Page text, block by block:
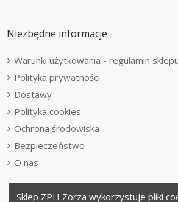
Niezbędne informacje
Warunki użytkowania - regulamin sklepu
Polityka prywatności
Dostawy
Polityka cookies
Ochrona środowiska
Bezpieczeństwo
O nas
Sklep ZPH Zorza wykorzystuje pliki